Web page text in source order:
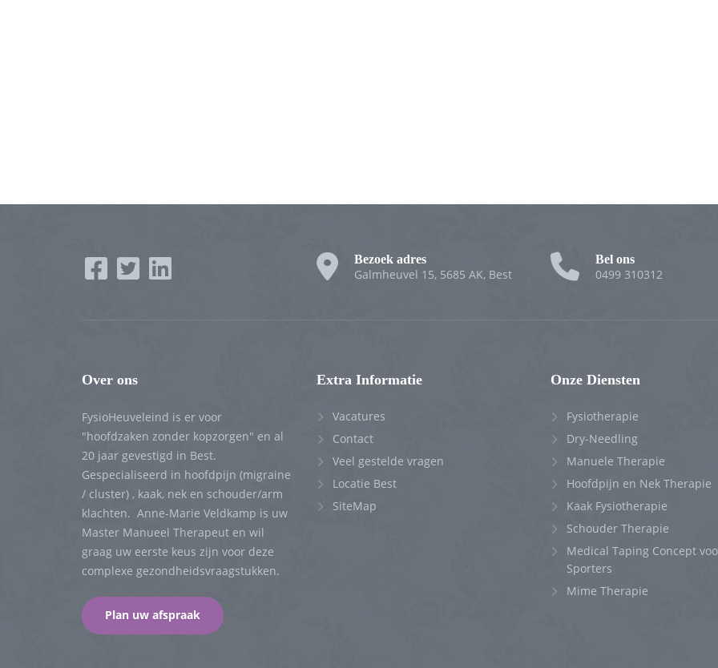
Bezoek adres
Galmheuvel 15, 5685 AK, Best
Bel ons
0499 310312
Over ons
FysioHeuveleind is er voor
"hoofdzaken zonder kopzorgen" en al
20 jaar gevestigd in Best.
Gespecialiseerd in hoofdpijn (migraine
/ cluster) , kaak, nek en schouder/arm
klachten. Anne-Marie Veldkamp is uw
Master Manueel Therapeut en wil
graag uw eerste keus zijn voor deze
complexe gezondheidsvraagstukken.
Plan uw afspraak
Extra Informatie
Vacatures
Contact
Veel gestelde vragen
Locatie Best
SiteMap
Onze Diensten
Fysiotherapie
Dry-Needling
Manuele Therapie
Hoofdpijn en Nek Therapie
Kaak Fysiotherapie
Schouder Therapie
Medical Taping Concept
Sporters
Mime Therapie